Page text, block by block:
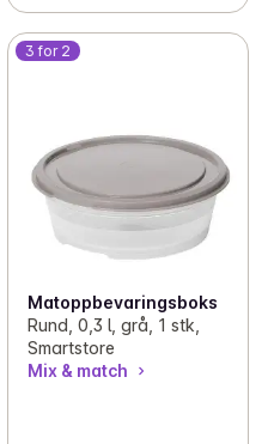
3 for 2
Matoppbevaringsboks
Rund, 0,3 l, grå, 1 stk,
Smartstore
Mix & match